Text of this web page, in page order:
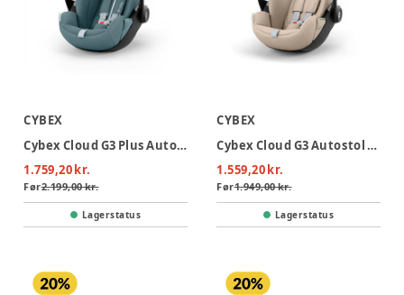
CYBEX
Cybex Cloud G3 Plus Autostol - Stormy Blue
1.759,20 kr.
Før2.199,00 kr.
Lagerstatus
CYBEX
Cybex Cloud G3 Autostol - Almond Beige
1.559,20 kr.
Før1.949,00 kr.
Lagerstatus